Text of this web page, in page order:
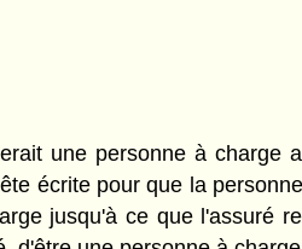
une personne à charge
écrite pour que la
jusqu'à ce que l'assuré